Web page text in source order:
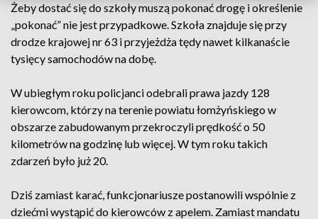
Żeby dostać się do szkoły muszą pokonać drogę i określenie
„pokonać” nie jest przypadkowe. Szkoła znajduje się przy
drodze krajowej nr 63 i przyjeżdża tędy nawet kilkanaście
tysięcy samochodów na dobę.
W ubiegłym roku policjanci odebrali prawa jazdy 128
kierowcom, którzy na terenie powiatu łomżyńskiego w
obszarze zabudowanym przekroczyli prędkość o 50
kilometrów na godzinę lub więcej. W tym roku takich
zdarzeń było już 20.
Dziś zamiast karać, funkcjonariusze postanowili wspólnie z
dziećmi wystąpić do kierowców z apelem. Zamiast mandatu